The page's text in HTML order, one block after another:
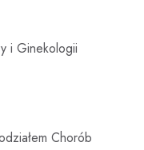
i Ginekologii
Chorób